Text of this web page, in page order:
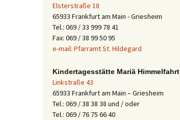
Elsterstraße 18
65933 Frankfurt am Main - Griesheim
Tel.: 069 / 33 999 78 41
Fax: 069 / 38 99 50 95
e-mail: Pfarramt St. Hildegard
Kindertagesstätte Mariä Himmelfahrt
Linkstraße 43
65933 Frankfurt am Main – Griesheim
Tel.: 069 / 38 38 38 und / oder
Tel.: 069 / 76 75 66 40